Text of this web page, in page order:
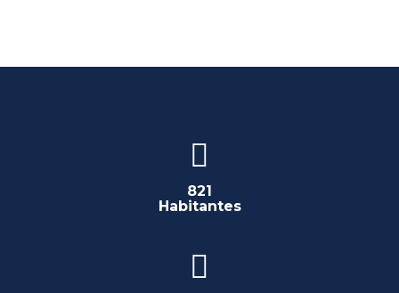
821
Habitantes